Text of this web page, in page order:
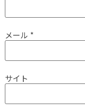
メール *
サイト